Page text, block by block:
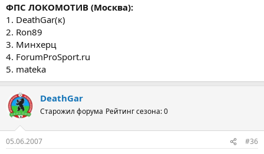
ФПС ЛОКОМОТИВ (Москва):
1. DeathGar(к)
2. Ron89
3. Минхерц
4. ForumProSport.ru
5. mateka
DeathGar
Старожил форума Рейтинг сезона: 0
05.06.2007 #36